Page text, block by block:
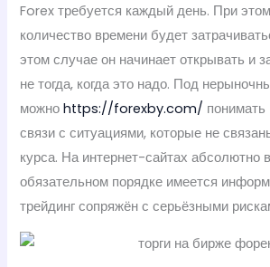
Forex требуется каждый день. При
количество времени будет
этом случае он начинает открывать и
не тогда, когда это надо. Под
можноhttps://forexby.com/
связи с ситуациями, которые не
курса. На интернет-сайтах абсолютно
обязательном порядке имеется
трейдинг сопряжён с серьёзными